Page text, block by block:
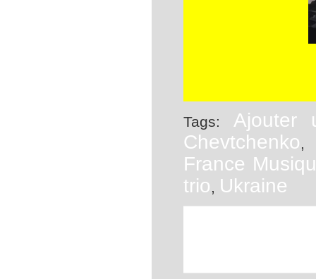
Tags: Ajouter
Chevtchenko
France
trio, Ukraine